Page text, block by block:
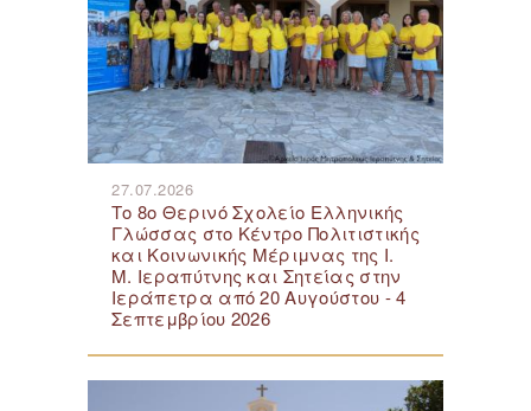
27.07.2026
Το 8ο Θερινό Σχολείο Ελληνικής
Γλώσσας στο Κέντρο Πολιτιστικής
και Κοινωνικής Μέριμνας της Ι.
Μ. Ιεραπύτνης και Σητείας στην
Ιεράπετρα από 20 Αυγούστου - 4
Σεπτεμβρίου 2026